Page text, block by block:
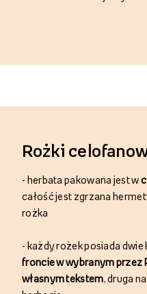
Rożki
- herbata pakowana jest w
całość jest zgrzana
rożka
- każdy rożek posiada
froncie w wybranym przez
własnym tekstem, druga